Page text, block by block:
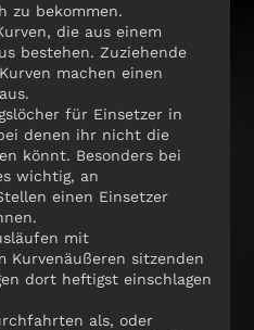
zu bekommen.
die aus einem
bestehen. Zuziehende
machen einen
für Einsetzer in
denen ihr nicht die
könnt. Besonders bei
wichtig, an
einen Einsetzer
mit
Kurvenäußeren sitzenden
dort heftigst einschlagen
als, oder